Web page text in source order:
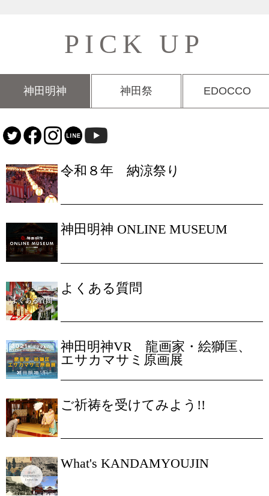
PICK UP
神田明神 神田祭 EDOCCO
令和８年 納涼祭り
神田明神 ONLINE MUSEUM
よくある質問
神田明神VR 龍画家・絵獅匡、
エサカマサミ原画展
ご祈祷を受けてみよう!!
What's KANDAMYOUJIN